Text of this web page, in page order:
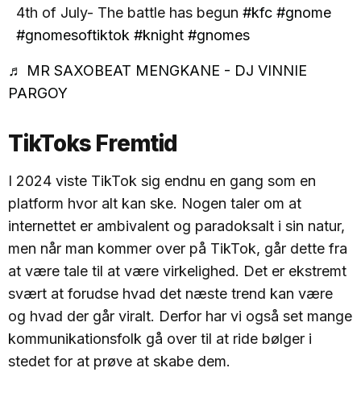
4th of July- The battle has begun #kfc #gnome
#gnomesoftiktok #knight #gnomes
♬ MR SAXOBEAT MENGKANE - DJ VINNIE
PARGOY
TikToks Fremtid
I 2024 viste TikTok sig endnu en gang som en
platform hvor alt kan ske. Nogen taler om at
internettet er ambivalent og paradoksalt i sin natur,
men når man kommer over på TikTok, går dette fra
at være tale til at være virkelighed. Det er ekstremt
svært at forudse hvad det næste trend kan være
og hvad der går viralt. Derfor har vi også set mange
kommunikationsfolk gå over til at ride bølger i
stedet for at prøve at skabe dem.